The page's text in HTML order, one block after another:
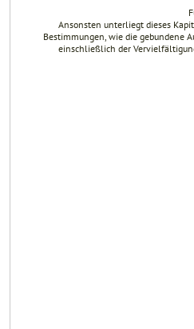
Ansonsten unterliegt dieses
Bestimmungen, wie die gebundene
einschließlich der